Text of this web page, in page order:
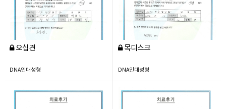
오십견
DNA인대성형
목디스크
DNA인대성형